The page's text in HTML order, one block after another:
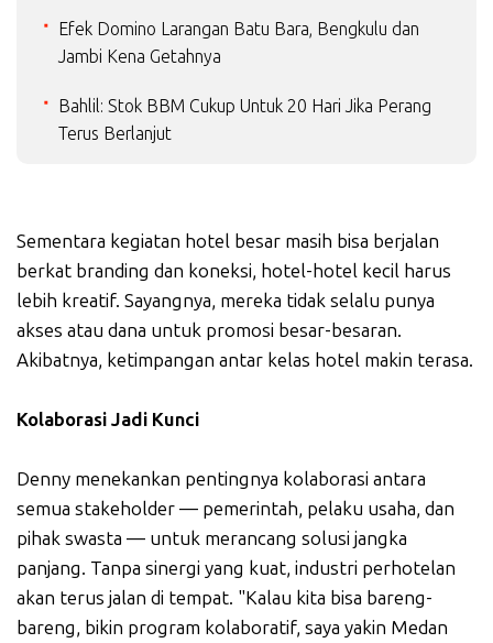
Efek Domino Larangan Batu Bara, Bengkulu dan
Jambi Kena Getahnya
Bahlil: Stok BBM Cukup Untuk 20 Hari Jika Perang
Terus Berlanjut
Sementara kegiatan hotel besar masih bisa berjalan
berkat branding dan koneksi, hotel-hotel kecil harus
lebih kreatif. Sayangnya, mereka tidak selalu punya
akses atau dana untuk promosi besar-besaran.
Akibatnya, ketimpangan antar kelas hotel makin terasa.
Kolaborasi Jadi Kunci
Denny menekankan pentingnya kolaborasi antara
semua stakeholder — pemerintah, pelaku usaha, dan
pihak swasta — untuk merancang solusi jangka
panjang. Tanpa sinergi yang kuat, industri perhotelan
akan terus jalan di tempat. "Kalau kita bisa bareng-
bareng, bikin program kolaboratif, saya yakin Medan